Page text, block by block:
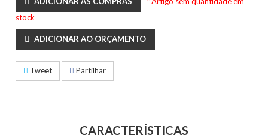
stock
ADICIONAR AO ORÇAMENTO
Tweet Partilhar
CARACTERÍSTICAS